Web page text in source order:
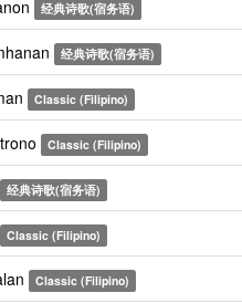
经典诗歌(宿务语)
经典诗歌(宿务语)
Classic (Filipino)
Classic (Filipino)
经典诗歌(宿务语)
Classic (Filipino)
Classic (Filipino)